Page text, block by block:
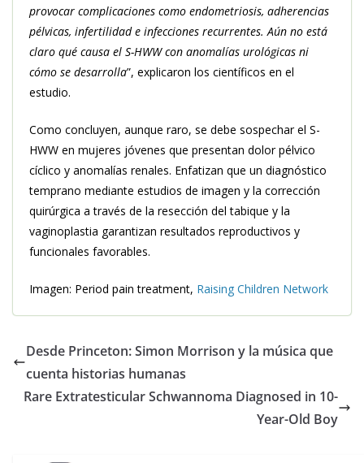
provocar complicaciones como endometriosis, adherencias
pélvicas, infertilidad e infecciones recurrentes. Aún no está
claro qué causa el S-HWW con anomalías urológicas ni
cómo se desarrolla”, explicaron los científicos en el
estudio.
Como concluyen, aunque raro, se debe sospechar el S-
HWW en mujeres jóvenes que presentan dolor pélvico
cíclico y anomalías renales. Enfatizan que un diagnóstico
temprano mediante estudios de imagen y la corrección
quirúrgica a través de la resección del tabique y la
vaginoplastia garantizan resultados reproductivos y
funcionales favorables.
Imagen: Period pain treatment, Raising Children Network
Desde Princeton: Simon Morrison y la música que
cuenta historias humanas
Rare Extratesticular Schwannoma Diagnosed in 10-
Year-Old Boy